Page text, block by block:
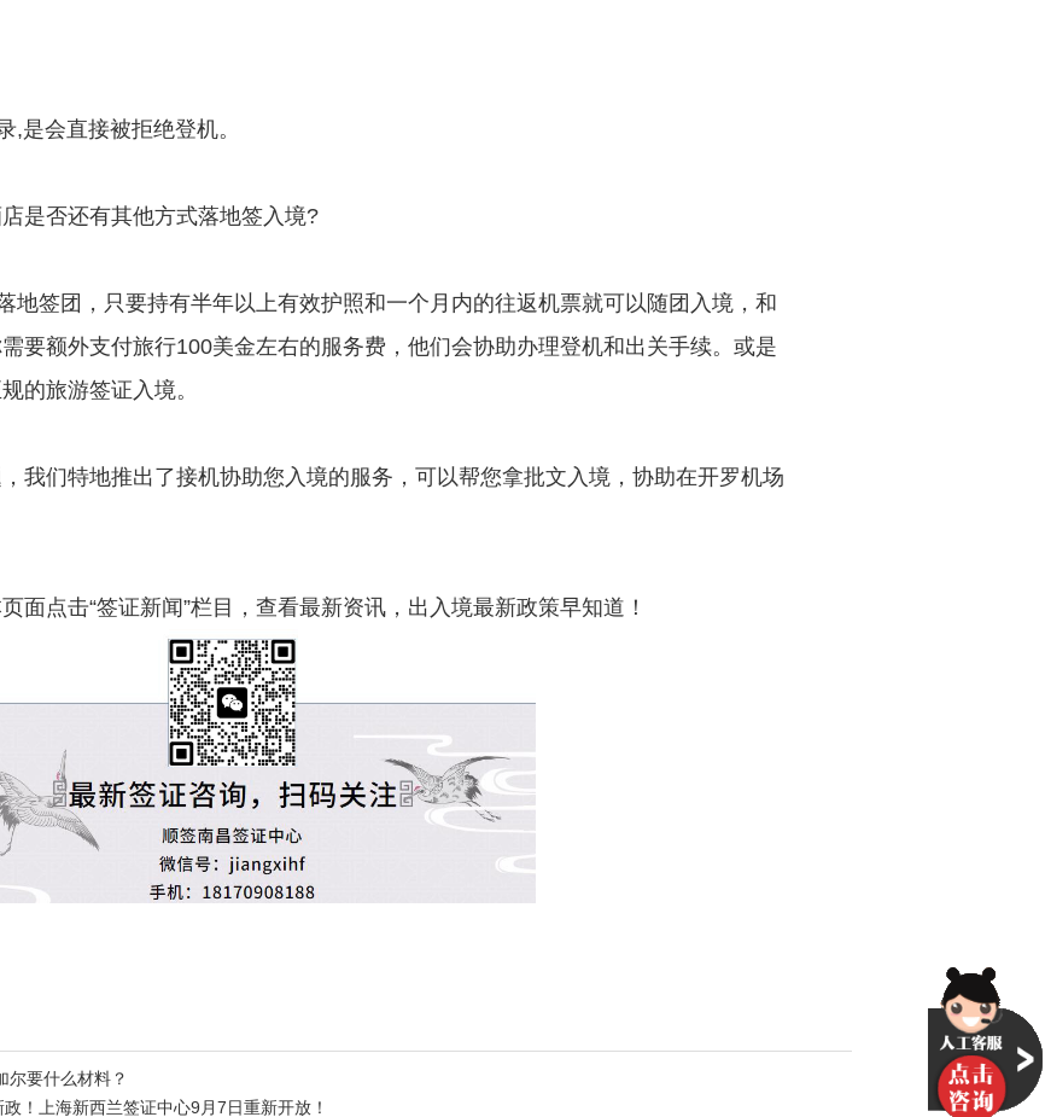
,是会直接被拒绝登机。
是否还有其他方式落地签入境?
地签团，只要持有半年以上有效护照和一个月内的往返机票就可以随团入境，和
要额外支付旅行100美金左右的服务费，他们会协助办理登机和出关手续。或是
的旅游签证入境。
我们特地推出了接机协助您入境的服务，可以帮您拿批文入境，协助在开罗机场
面点击“签证新闻”栏目，查看最新资讯，出入境最新政策早知道！
尔要什么材料？
！上海新西兰签证中心9月7日重新开放！